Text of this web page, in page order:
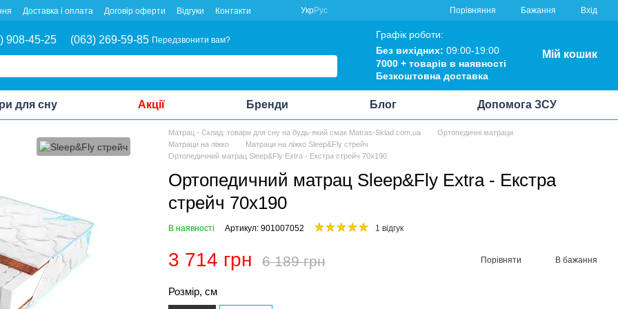
Доставка і оплата Договір оферти Відгуки Контакти УкрРус Порівняння Бажання Вхід
908-45-25 (063) 269-59-85 Передзвонити вам?
Графік роботи:
Без вихідних: 09:00-19:00
7000 + товарів в наявності
Безкоштовна доставка
Мій кошик
для сну Акції Бренди Блог Допомога ЗСУ
Матрац - Склад: товари для сну на будь-який смак Matras-Sklad.com.ua
Ортопедичні матраци
Матраци на ліжко
Матраци на ліжко Sleep&Fly стрейч
Ортопедичний матрац Sleep&Fly Extra - Екстра стрейч 70x190
Ортопедичний матрац Sleep&Fly Extra - Екстра
стрейч 70x190
В наявності Артикул: 901007052 1 відгук
3 714 грн 6 189 грн Порівняти В бажання
Розмір, см